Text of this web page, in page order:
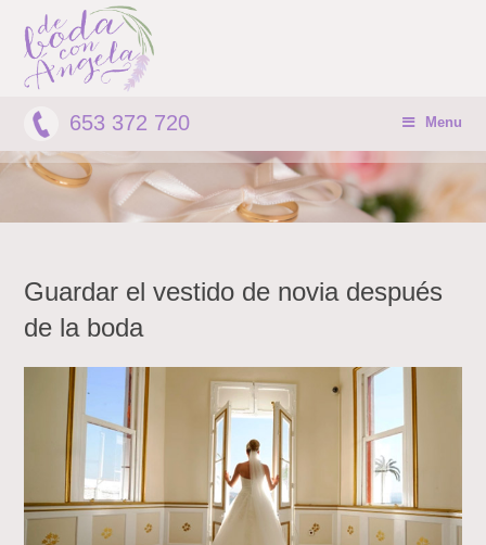
653 372 720 Menu
Guardar el vestido de novia después
de la boda